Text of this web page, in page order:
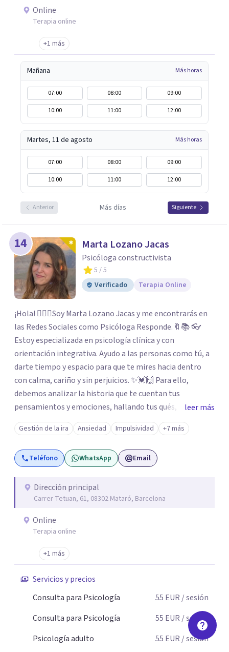
programas de estimulación en residencias de adultos;
terapias en Residencias de Adultos con Discapacidad
drogodependientes y talleres para poblaciones
específicas en ayuntamientos; y terapias para mujeres
víctimas de VG
Online
Terapia online
+1 más
Mañana Más horas
07:00 08:00
09:00
10:00
11:00 12:00
Martes, 11 de agosto Más horas
07:00 08:00
09:00
10:00
11:00 12:00
Anterior Más días Siguiente
14 Marta Lozano Jacas
Psicóloga constructivista
5 / 5
Verificado
Terapia Online
¡Hola! 🙋🏼‍♀️Soy Marta Lozano Jacas y me encontrarás en
las Redes Sociales como Psicóloga Responde.🔖📚 👓
Estoy especializada en psicología clínica y con
orientación integrativa. Ayudo a las personas como tú, a
darte tiempo y espacio para que te mires hacia dentro
con calma, cariño y sin perjuicios. ✨💓🙌 Para ello,
debemos analizar la historia que te cuentan tus
pensamientos y emociones, hallando tus qués, tus
cómos, tus porqués, tus cuándos y tus dóndes a lo largo
de tu vida. Así, podrás desenredar el lío que es vivir, podrás
aceptar quien eres: un ser humano que siente, que piensa
y que hace; un ser que se contradice, que tiene dudas y que
leer más
Gestión de la ira Ansiedad Impulsividad +7 más
Teléfono WhatsApp Email
Dirección principal
Carrer Tetuan, 61, 08302 Mataró, Barcelona
Online
Terapia online
+1 más
Servicios y precios
Consulta para Psicología
55 EUR / sesión
Consulta para Psicología
55 EUR / sesión
Psicología adulto
55 EUR / sesión